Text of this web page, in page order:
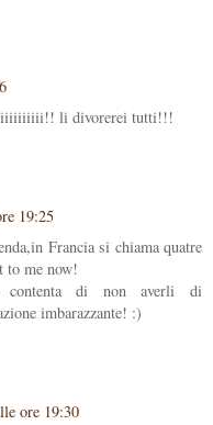
li divorerei tutti!!!
19:25
Francia si chiama quatre
to me now!
contenta di non averli di
imbarazzante! :)
ore 19:30